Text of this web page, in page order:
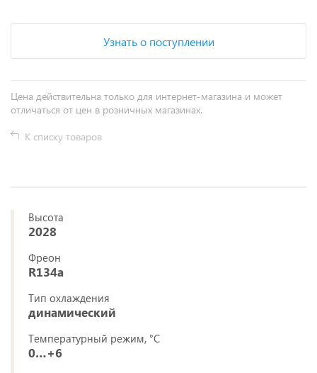
Узнать о поступлении
Цена действительна только для интернет-магазина и может
отличаться от цен в розничных магазинах.
К списку товаров
Высота
2028
Фреон
R134a
Тип охлаждения
динамический
Температурный режим, °C
0…+6